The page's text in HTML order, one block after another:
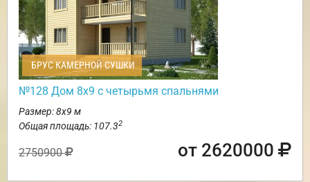
БРУС КАМЕРНОЙ СУШКИ
№128 Дом 8х9 с четырьмя спальнями
Размер: 8х9 м
Общая площадь: 107.32
2750900 от 2620000